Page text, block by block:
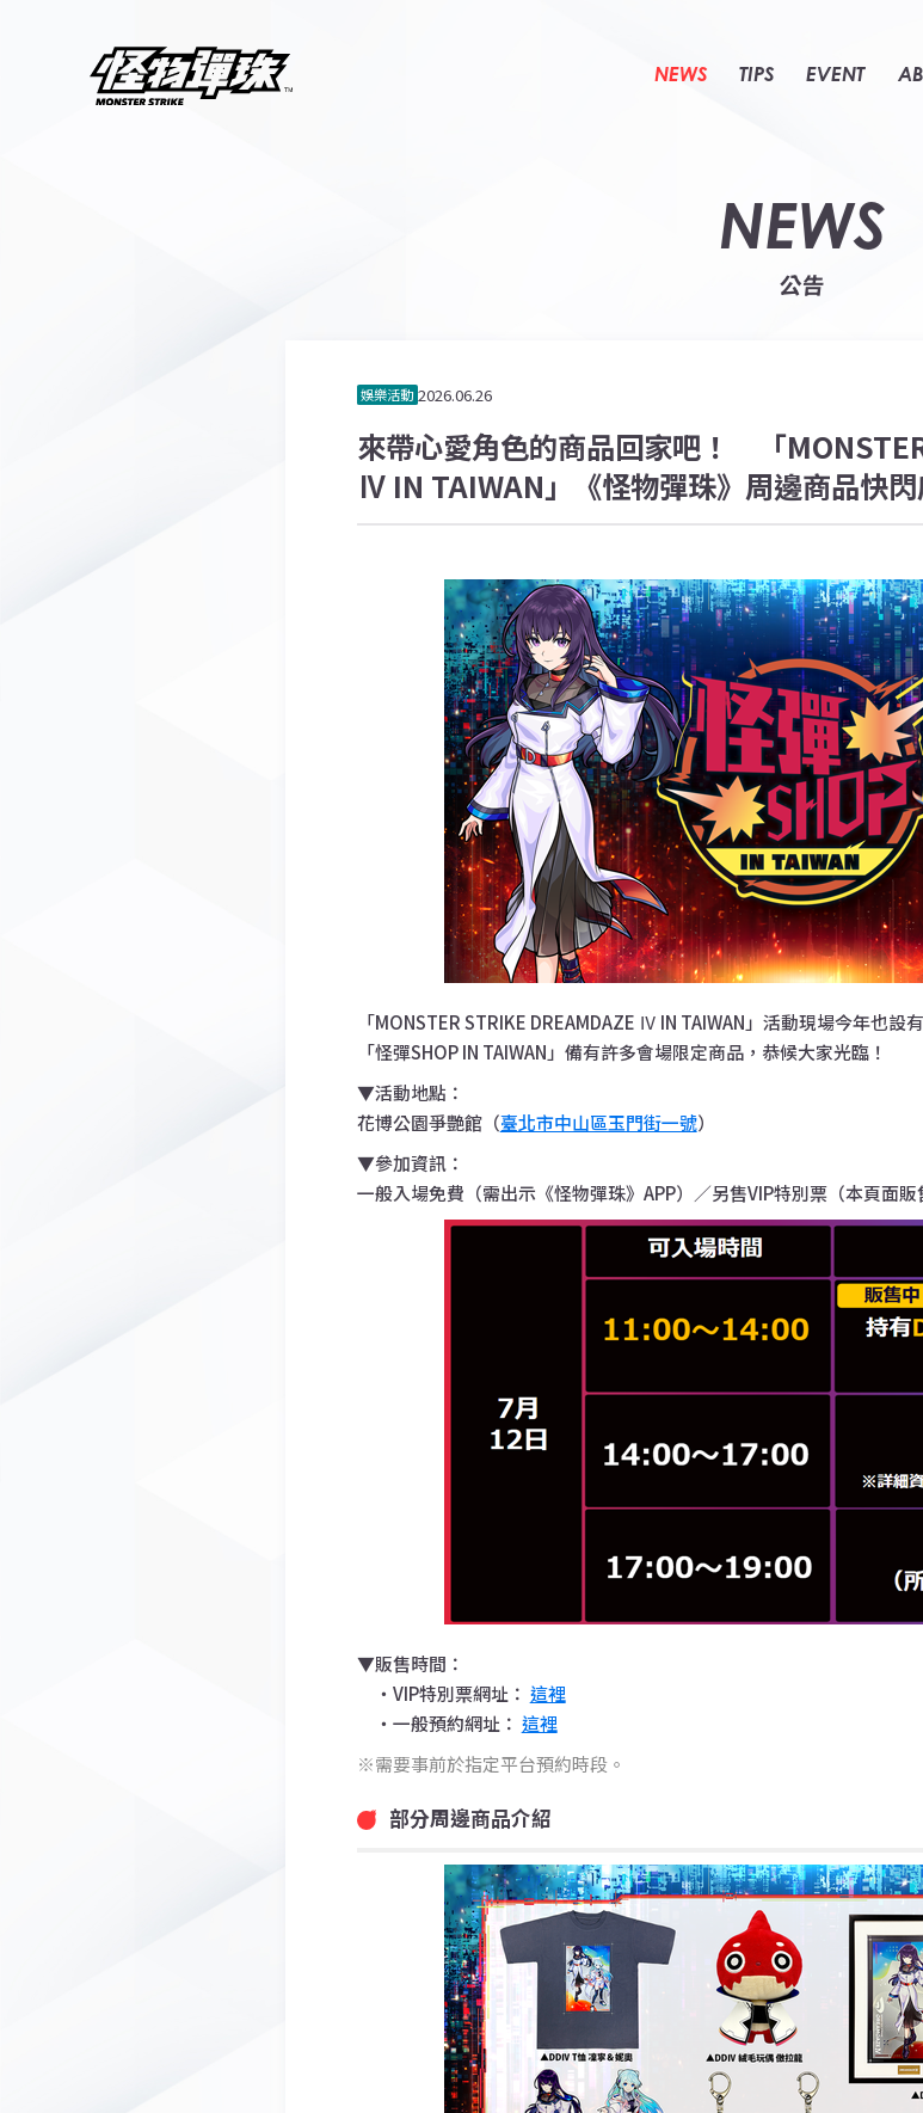
NEWS TIPS EVENT
NEWS
公告
娛樂活動 2026.06.26
來帶心愛角色的商品回家吧！ 「
Ⅳ IN TAIWAN」《怪物彈珠》周邊商品快
「MONSTER STRIKE DREAMDAZE Ⅳ IN TAIWAN」活動現場今年也設
「怪彈SHOP IN TAIWAN」備有許多會場限定商品，恭候大家光臨！
▼活動地點：
花博公園爭艷館（臺北市中山區玉門街一號）
▼參加資訊：
一般入場免費（需出示《怪物彈珠》APP）／另售VIP特別票（本頁面販
▼販售時間：
・VIP特別票網址： 這裡
・一般預約網址： 這裡
需要事前於指定平台預約時段。
部分周邊商品介紹